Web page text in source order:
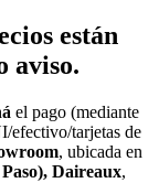
están
aviso.
el pago (mediante
efectivo/tarjetas de
, ubicada en
Daireaux,